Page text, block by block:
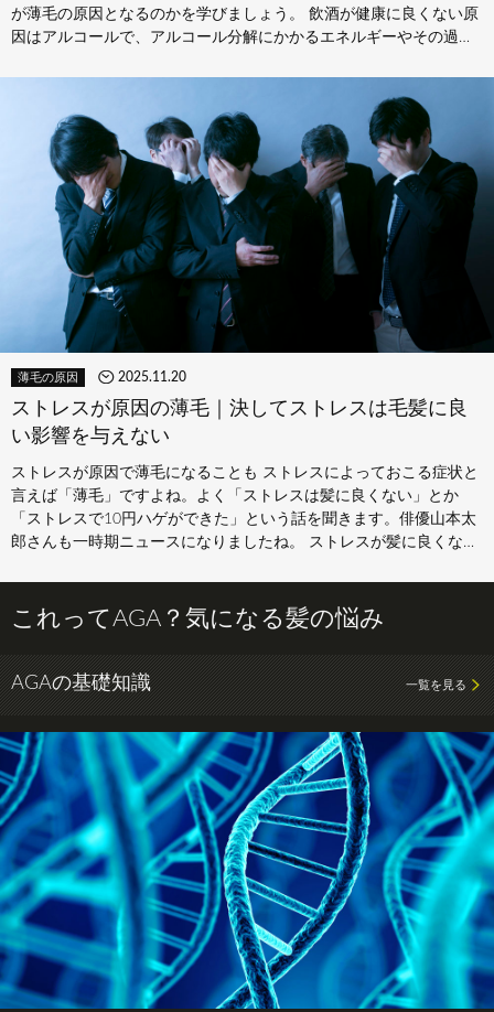
が薄毛の原因となるのかを学びましょう。 飲酒が健康に良くない原
因はアルコールで、アルコール分解にかかるエネルギーやその過程
薄毛の原因 2025.11.20
ストレスが原因の薄毛｜決してストレスは毛髪に良
い影響を与えない
ストレスが原因で薄毛になることも ストレスによっておこる症状と
言えば「薄毛」ですよね。よく「ストレスは髪に良くない」とか
「ストレスで10円ハゲができた」という話を聞きます。俳優山本太
郎さんも一時期ニュースになりましたね。 ストレスが髪に良くない
これってAGA？気になる髪の悩み
一覧を見る
AGAの基礎知識